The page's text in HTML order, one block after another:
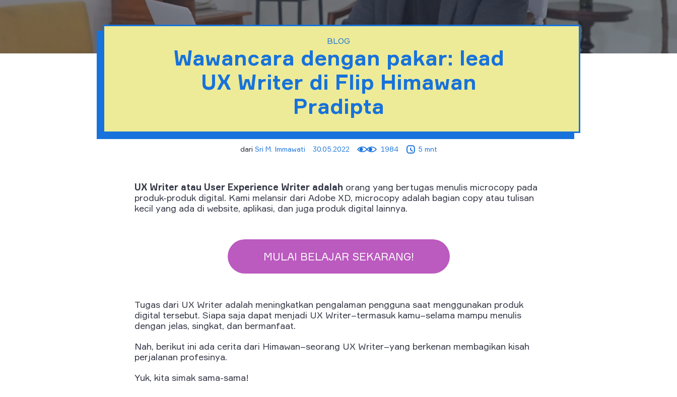
BLOG
Wawancara dengan pakar: lead
UX Writer di Flip Himawan
Pradipta
dari Sri M. Immawati 30.05.2022 1984 5 mnt
UX Writer atau User Experience Writer adalah orang yang bertugas menulis microcopy pada
produk-produk digital. Kami melansir dari Adobe XD, microcopy adalah bagian copy atau tulisan
kecil yang ada di website, aplikasi, dan juga produk digital lainnya.
MULAI BELAJAR SEKARANG!
Tugas dari UX Writer adalah meningkatkan pengalaman pengguna saat menggunakan produk
digital tersebut. Siapa saja dapat menjadi UX Writer–termasuk kamu–selama mampu menulis
dengan jelas, singkat, dan bermanfaat.
Nah, berikut ini ada cerita dari Himawan–seorang UX Writer–yang berkenan membagikan kisah
perjalanan profesinya.
Yuk, kita simak sama-sama!